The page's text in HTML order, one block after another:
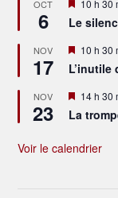
OCT
6
avant
10 h 30
Le
NOV
17
Mis
avant
10 h 30
L’inutile
NOV
23
Mis
avant
14 h 30
La
Voir le calendrier